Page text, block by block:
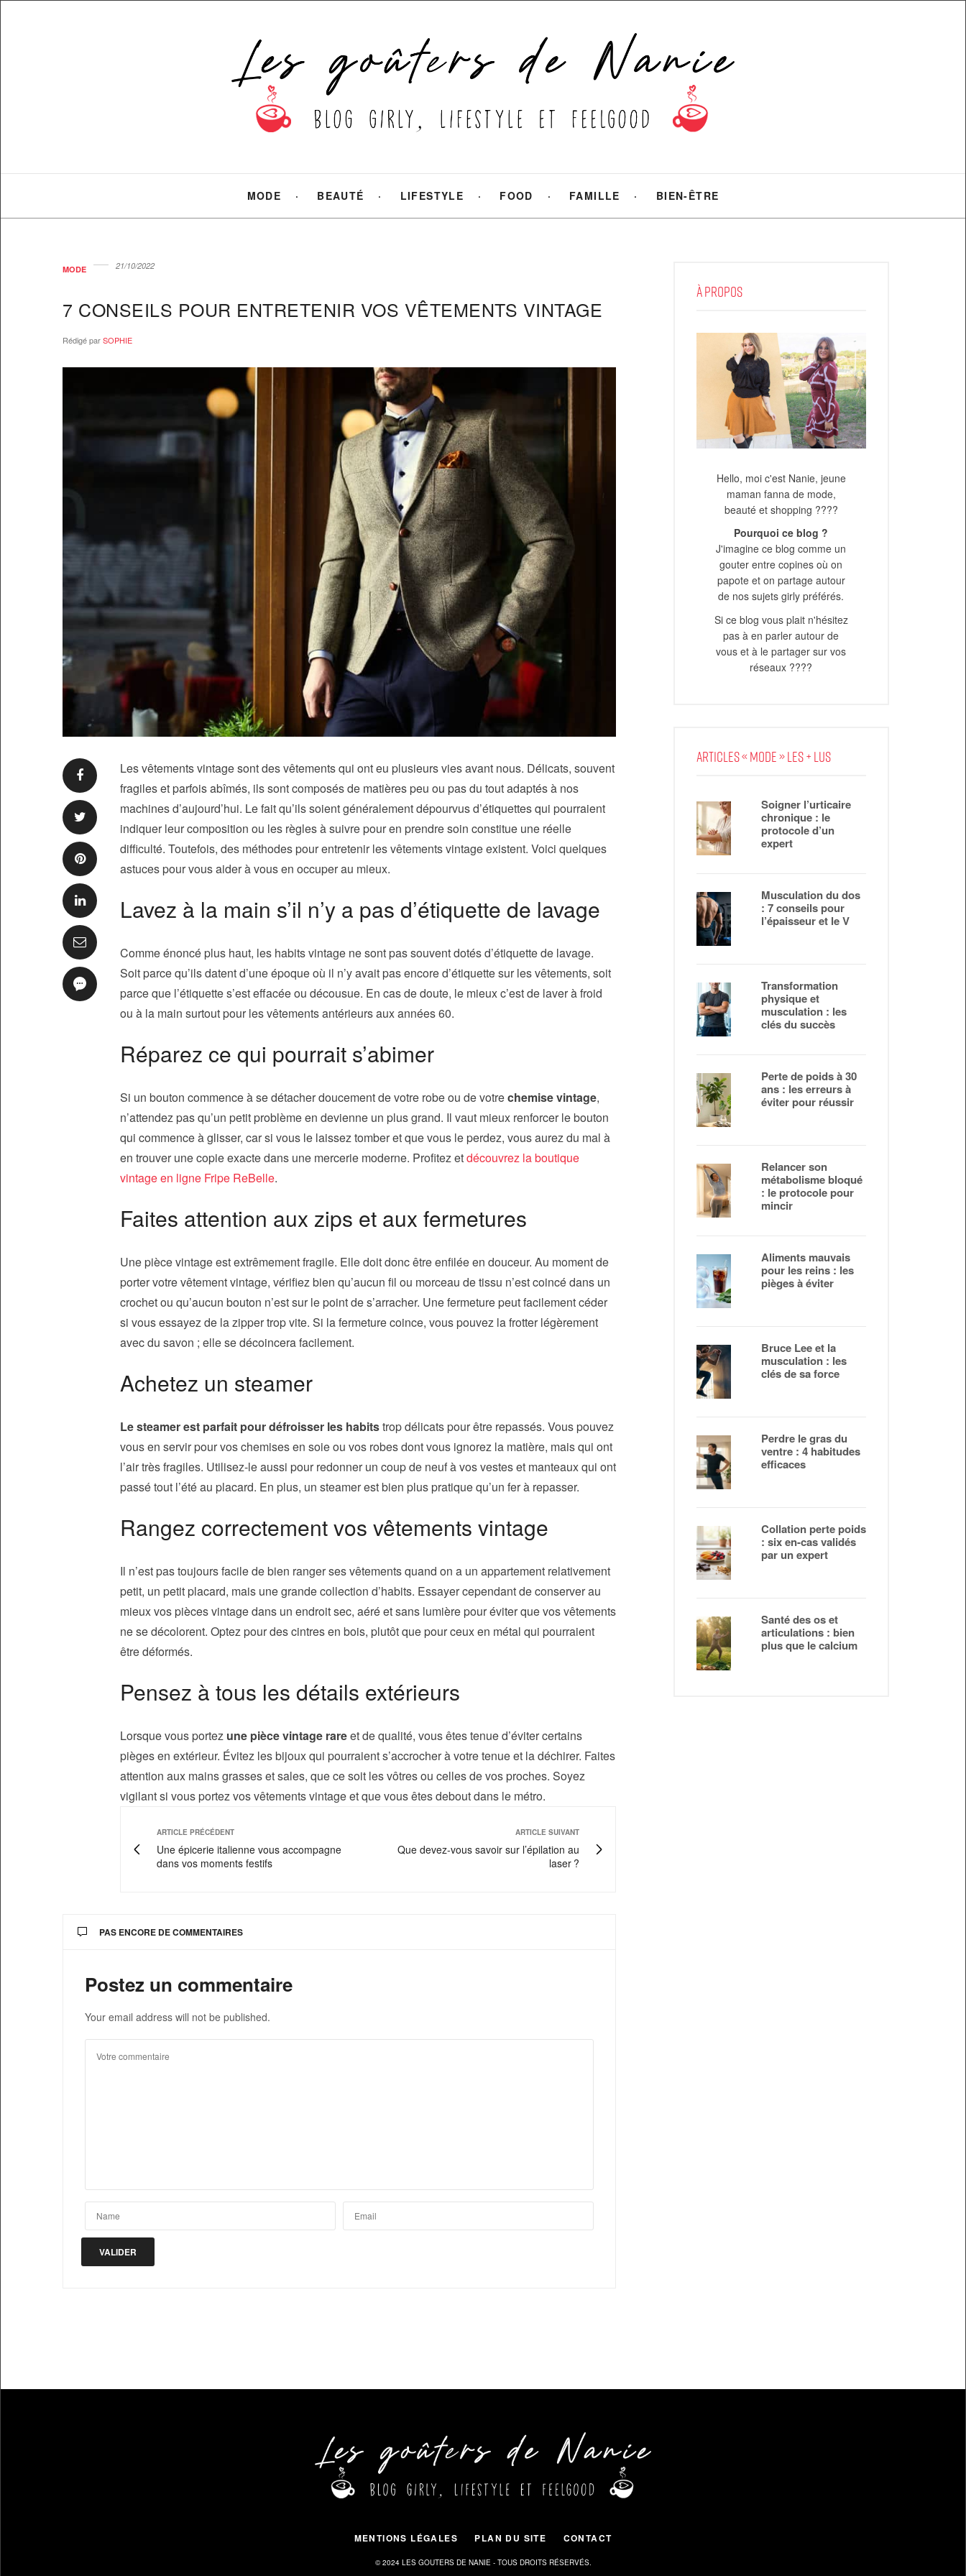
MODE BEAUTÉ LIFESTYLE FOOD FAMILLE BIEN-ÊTRE
MODE 21/10/2022
7 CONSEILS POUR ENTRETENIR VOS VÊTEMENTS VINTAGE
Rédigé parSOPHIE
Les vêtements vintage sont des vêtements qui ont eu plusieurs vies avant nous. Délicats, souvent
fragiles et parfois abîmés, ils sont composés de matières peu ou pas du tout adaptés à nos
machines d’aujourd’hui. Le fait qu’ils soient généralement dépourvus d’étiquettes qui pourraient
indiquer leur composition ou les règles à suivre pour en prendre soin constitue une réelle
difficulté. Toutefois, des méthodes pour entretenir les vêtements vintage existent. Voici quelques
astuces pour vous aider à vous en occuper au mieux.
Lavez à la main s’il n’y a pas d’étiquette de lavage
Comme énoncé plus haut, les habits vintage ne sont pas souvent dotés d’étiquette de lavage.
Soit parce qu’ils datent d’une époque où il n’y avait pas encore d’étiquette sur les vêtements, soit
parce que l’étiquette s’est effacée ou décousue. En cas de doute, le mieux c’est de laver à froid
ou à la main surtout pour les vêtements antérieurs aux années 60.
Réparez ce qui pourrait s’abimer
Si un bouton commence à se détacher doucement de votre robe ou de votrechemise vintage,
n’attendez pas qu’un petit problème en devienne un plus grand. Il vaut mieux renforcer le bouton
qui commence à glisser, car si vous le laissez tomber et que vous le perdez, vous aurez du mal à
en trouver une copie exacte dans une mercerie moderne. Profitez etdécouvrez la boutique
vintage en ligne Fripe ReBelle.
Faites attention aux zips et aux fermetures
Une pièce vintage est extrêmement fragile. Elle doit donc être enfilée en douceur. Au moment de
porter votre vêtement vintage, vérifiez bien qu’aucun fil ou morceau de tissu n’est coincé dans un
crochet ou qu’aucun bouton n’est sur le point de s’arracher. Une fermeture peut facilement céder
si vous essayez de la zipper trop vite. Si la fermeture coince, vous pouvez la frotter légèrement
avec du savon ; elle se décoincera facilement.
Achetez un steamer
Le steamer est parfait pour défroisser les habitstrop délicats pour être repassés. Vous pouvez
vous en servir pour vos chemises en soie ou vos robes dont vous ignorez la matière, mais qui ont
l’air très fragiles. Utilisez-le aussi pour redonner un coup de neuf à vos vestes et manteaux qui ont
passé tout l’été au placard. En plus, un steamer est bien plus pratique qu’un fer à repasser.
Rangez correctement vos vêtements vintage
Il n’est pas toujours facile de bien ranger ses vêtements quand on a un appartement relativement
petit, un petit placard, mais une grande collection d’habits. Essayer cependant de conserver au
mieux vos pièces vintage dans un endroit sec, aéré et sans lumière pour éviter que vos vêtements
ne se décolorent. Optez pour des cintres en bois, plutôt que pour ceux en métal qui pourraient
être déformés.
Pensez à tous les détails extérieurs
Lorsque vous portez une pièce vintage rareet de qualité, vous êtes tenue d’éviter certains
pièges en extérieur. Évitez les bijoux qui pourraient s’accrocher à votre tenue et la déchirer. Faites
attention aux mains grasses et sales, que ce soit les vôtres ou celles de vos proches. Soyez
vigilant si vous portez vos vêtements vintage et que vous êtes debout dans le métro.
ARTICLE PRÉCÉDENT
Une épicerie italienne vous accompagne
dans vos moments festifs
ARTICLE SUIVANT
Que devez-vous savoir sur l’épilation au
laser ?
PAS ENCORE DE COMMENTAIRES
Postez un commentaire
Your email address will not be published.
À PROPOS
Hello, moi c'est Nanie, jeune
maman fanna de mode,
beauté et shopping ????
Pourquoi ce blog ?
J'imagine ce blog comme un
gouter entre copines où on
papote et on partage autour
de nos sujets girly préférés.
Si ce blog vous plait n'hésitez
pas à en parler autour de
vous et à le partager sur vos
réseaux ????
ARTICLES « MODE » LES + LUS
Soigner l’urticaire
chronique : le
protocole d’un
expert
Musculation du dos
: 7 conseils pour
l’épaisseur et le V
Transformation
physique et
musculation : les
clés du succès
Perte de poids à 30
ans : les erreurs à
éviter pour réussir
Relancer son
métabolisme bloqué
: le protocole pour
mincir
Aliments mauvais
pour les reins : les
pièges à éviter
Bruce Lee et la
musculation : les
clés de sa force
Perdre le gras du
ventre : 4 habitudes
efficaces
Collation perte poids
: six en-cas validés
par un expert
Santé des os et
articulations : bien
plus que le calcium
MENTIONS LÉGALES PLAN DU SITE CONTACT
© 2024 LES GOUTERS DE NANIE - TOUS DROITS RÉSERVÉS.